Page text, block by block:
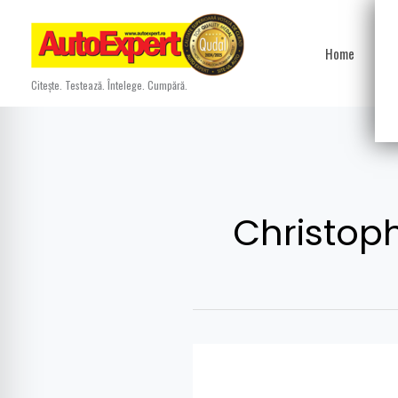
content
Citește. Testează. Întelege. Cumpără.
Home